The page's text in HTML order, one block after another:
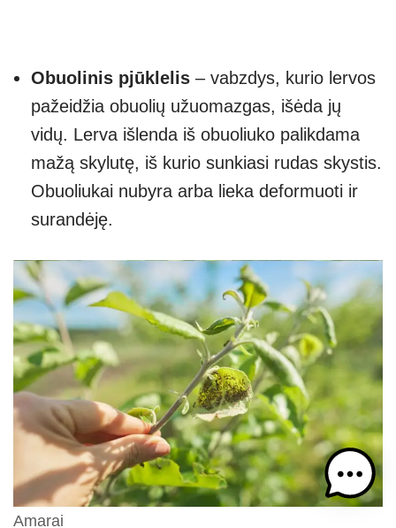
Obuolinis pjūklelis – vabzdys, kurio lervos
pažeidžia obuolių užuomazgas, išėda jų
vidų. Lerva išlenda iš obuoliuko palikdama
mažą skylutę, iš kurio sunkiasi rudas skystis.
Obuoliukai nubyra arba lieka deformuoti ir
surandėję.
Amarai